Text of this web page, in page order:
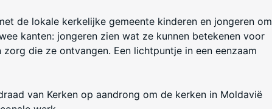
de lokale kerkelijke gemeente kinderen en jongeren om
kanten: jongeren zien wat ze kunnen betekenen voor
die ze ontvangen. Een lichtpuntje in een eenzaam
van Kerken op aandrong om de kerken in Moldavië